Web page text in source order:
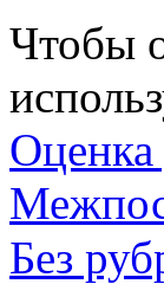
Чтобы
Оценка
Без